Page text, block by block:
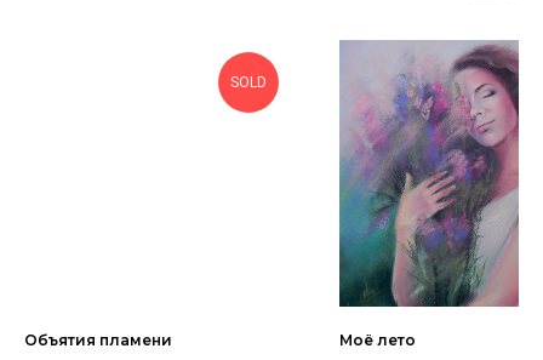
SOLD
Объятия пламени
Моё лето